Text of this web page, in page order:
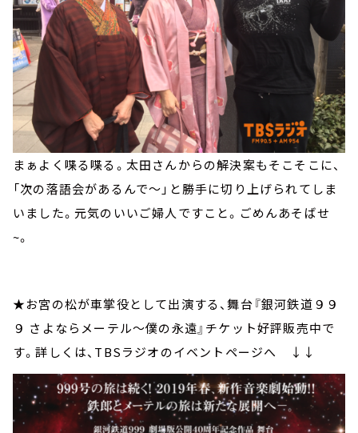
まぁよく喋る喋る。太田さんからの解決案もそこそこに、
「次の落語会があるんで～」と勝手に切り上げられてしま
いました。元気のいいご婦人ですこと。ごめんあそばせ
~。
★お宮の松が車掌役として出演する、舞台『銀河鉄道９９
９ さよならメーテル～僕の永遠』チケット好評販売中で
す。詳しくは、TBSラジオのイベントページへ ↓↓